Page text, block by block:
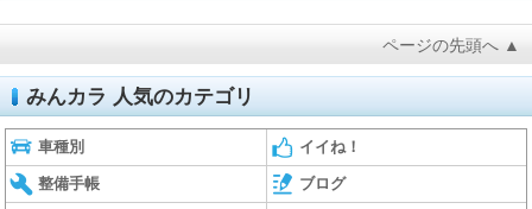
ページの先頭へ ▲
みんカラ 人気のカテゴリ
車種別 イイね！
整備手帳 ブログ